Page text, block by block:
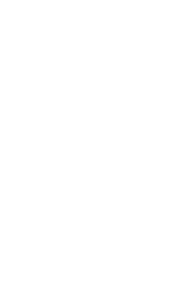
Lokportraits
Class 66